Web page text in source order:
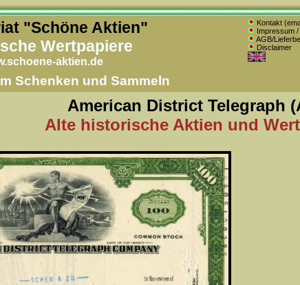
"Schöne Aktien"
Wertpapiere
aktien.de
Kontakt
Impressum
AGB/
Disclaimer
Schenken und Sammeln
American District Telegraph
Alte historische Aktien und